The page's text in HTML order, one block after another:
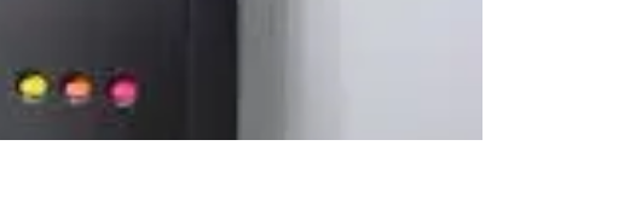
çeşitleri ile hizmetinizdeyiz.